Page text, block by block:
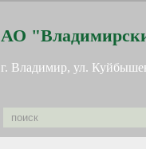
АО
г. Владимир, ул.